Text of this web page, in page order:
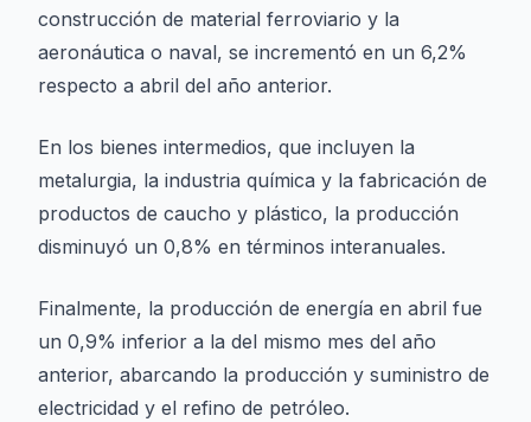
construcción de material ferroviario y la
aeronáutica o naval, se incrementó en un 6,2%
respecto a abril del año anterior.
En los bienes intermedios, que incluyen la
metalurgia, la industria química y la fabricación de
productos de caucho y plástico, la producción
disminuyó un 0,8% en términos interanuales.
Finalmente, la producción de energía en abril fue
un 0,9% inferior a la del mismo mes del año
anterior, abarcando la producción y suministro de
electricidad y el refino de petróleo.